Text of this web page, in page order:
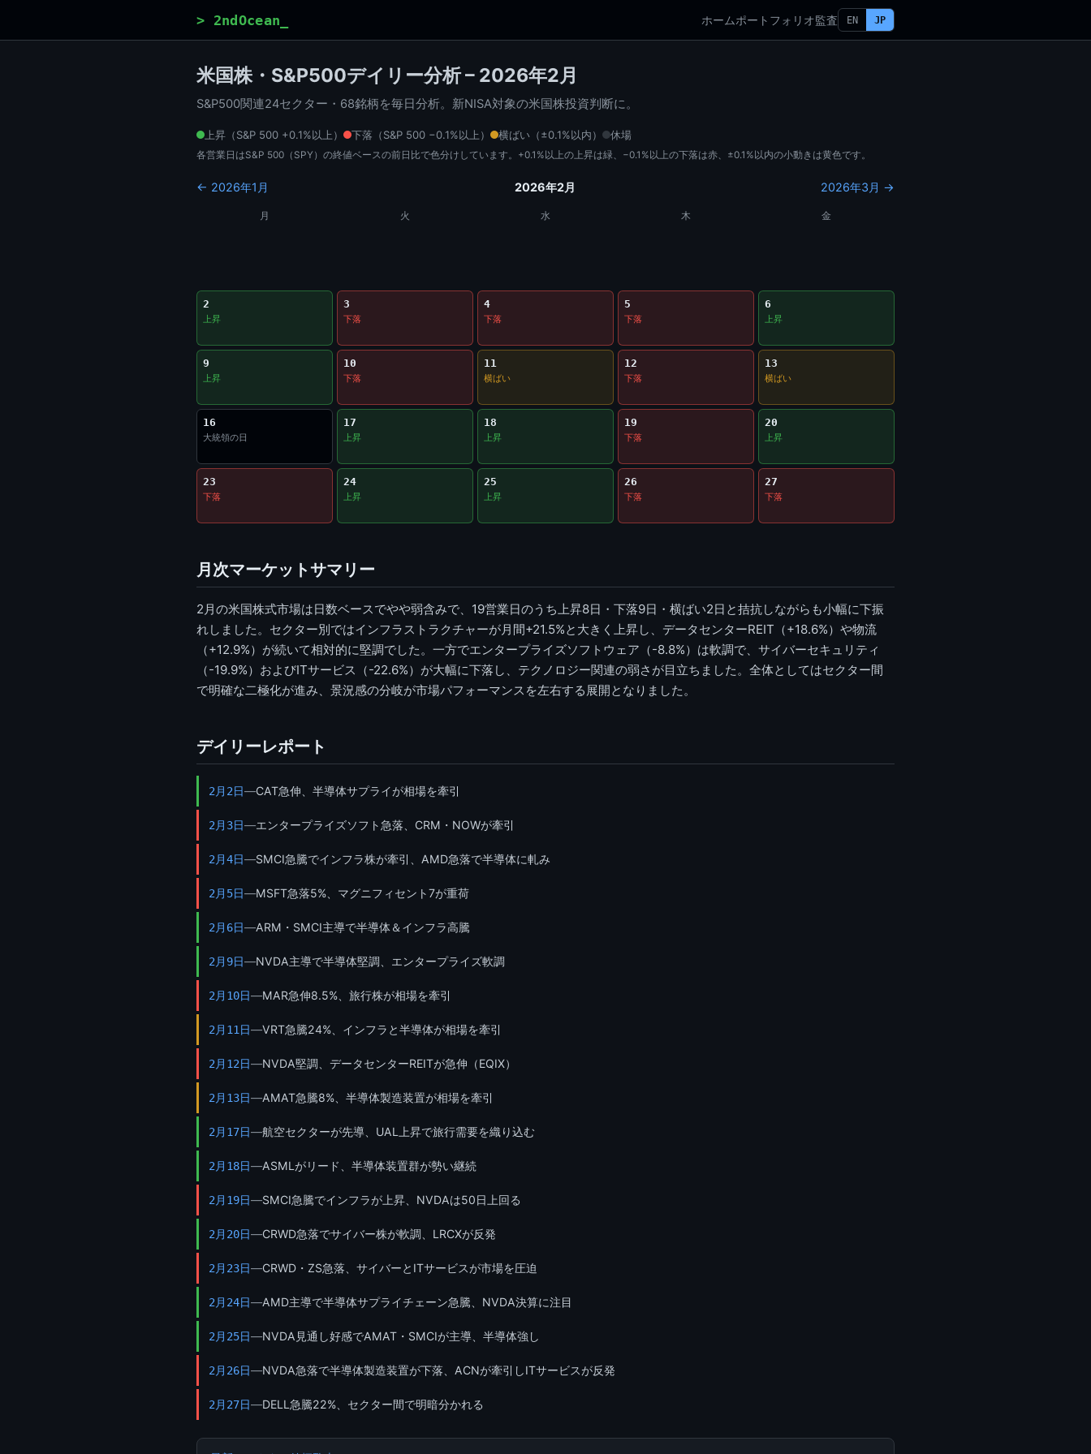
> 2ndOcean_ ホームポートフォリオ監査 EN JP
米国株・S&P500デイリー分析 – 2026年2月
S&P500関連24セクター・68銘柄を毎日分析。新NISA対象の米国株投資判断に。
上昇（S&P 500 +0.1%以上） 下落（S&P 500 −0.1%以上） 横ばい（±0.1%以内） 休場
各営業日はS&P 500（SPY）の終値ベースの前日比で色分けしています。+0.1%以上の上昇は緑、−0.1%以上の下落は赤、±0.1%以内の小動きは黄色です。
← 2026年1月 2026年2月 2026年3月 →
月 火 水 木 金
2
上昇
3
下落
4
下落
5
下落
6
上昇
9
上昇
10
下落
11
横ばい
12
下落
13
横ばい
16
大統領の日
17
上昇
18
上昇
19
下落
20
上昇
23
下落
24
上昇
25
上昇
26
下落
27
下落
月次マーケットサマリー
2月の米国株式市場は日数ベースでやや弱含みで、19営業日のうち上昇8日・下落9日・横ばい2日と拮抗しながらも小幅に下振
れしました。セクター別ではインフラストラクチャーが月間+21.5%と大きく上昇し、データセンターREIT（+18.6%）や物流
（+12.9%）が続いて相対的に堅調でした。一方でエンタープライズソフトウェア（-8.8%）は軟調で、サイバーセキュリティ
（-19.9%）およびITサービス（-22.6%）が大幅に下落し、テクノロジー関連の弱さが目立ちました。全体としてはセクター間
で明確な二極化が進み、景況感の分岐が市場パフォーマンスを左右する展開となりました。
デイリーレポート
2月2日—CAT急伸、半導体サプライが相場を牽引
2月3日—エンタープライズソフト急落、CRM・NOWが牽引
2月4日—SMCI急騰でインフラ株が牽引、AMD急落で半導体に軋み
2月5日—MSFT急落5%、マグニフィセント7が重荷
2月6日—ARM・SMCI主導で半導体＆インフラ高騰
2月9日—NVDA主導で半導体堅調、エンタープライズ軟調
2月10日—MAR急伸8.5%、旅行株が相場を牽引
2月11日—VRT急騰24%、インフラと半導体が相場を牽引
2月12日—NVDA堅調、データセンターREITが急伸（EQIX）
2月13日—AMAT急騰8%、半導体製造装置が相場を牽引
2月17日—航空セクターが先導、UAL上昇で旅行需要を織り込む
2月18日—ASMLがリード、半導体装置群が勢い継続
2月19日—SMCI急騰でインフラが上昇、NVDAは50日上回る
2月20日—CRWD急落でサイバー株が軟調、LRCXが反発
2月23日—CRWD・ZS急落、サイバーとITサービスが市場を圧迫
2月24日—AMD主導で半導体サプライチェーン急騰、NVDA決算に注目
2月25日—NVDA見通し好感でAMAT・SMCIが主導、半導体強し
2月26日—NVDA急落で半導体製造装置が下落、ACNが牽引しITサービスが反発
2月27日—DELL急騰22%、セクター間で明暗分かれる